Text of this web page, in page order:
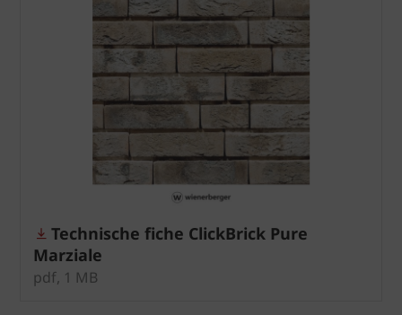
Technische fiche ClickBrick Pure
Marziale
pdf, 1 MB